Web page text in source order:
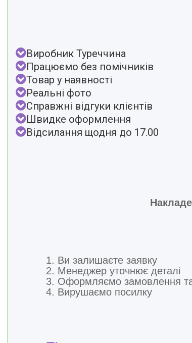
Виробник Туреччина
Працюємо без помічників
Товар у наявності
Реальні фото
Справжні відгуки клієнтів
Швидке оформлення
Відсилання щодня до 17.00
1. Ви залишаєте заявку
2. Менеджер уточнює деталі
3. Оформляємо замовлення
4. Вирушаємо посилку